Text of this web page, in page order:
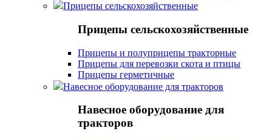
Прицепы сельскохозяйственные
Прицепы сельскохозяйственные
Прицепы и полуприцепы тракторные
Прицепы для перевозки скота и птицы
Прицепы герметичные
Навесное оборудование для тракторов
Навесное оборудование для
тракторов